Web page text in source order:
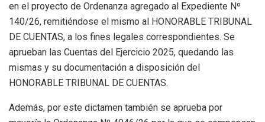
en el proyecto de Ordenanza agregado al Expediente Nº
140/26, remitiéndose el mismo al HONORABLE TRIBUNAL
DE CUENTAS, a los fines legales correspondientes. Se
aprueban las Cuentas del Ejercicio 2025, quedando las
mismas y su documentación a disposición del
HONORABLE TRIBUNAL DE CUENTAS.
Además, por este dictamen también se aprueba por